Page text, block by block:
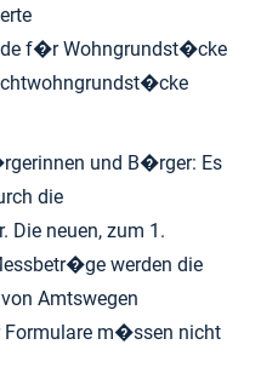
f�r Wohngrundst�cke
und B�rger: Es
die
neuen, zum 1.
werden die
Amtswegen
m�ssen nicht